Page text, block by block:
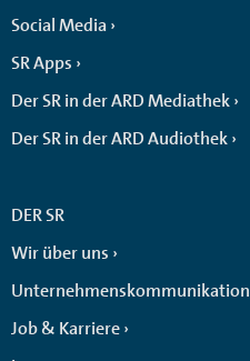
Social Media
SR Apps
Der SR in der ARD Mediathek
Der SR in der ARD Audiothek
DER SR
Wir über uns
Unternehmenskommunikation
Job & Karriere